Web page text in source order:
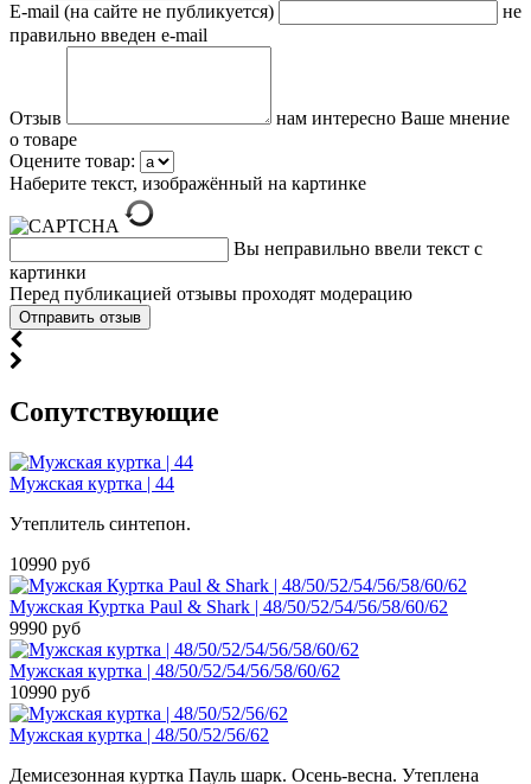
E-mail (на сайте не публикуется)
не
правильно введен e-mail
Отзыв
нам интересно Ваше мнение
о товаре
Оцените товар:
Наберите текст, изображённый на картинке
Вы неправильно ввели текст с
картинки
Перед публикацией отзывы проходят модерацию
Cопутствующие
Мужская куртка | 44
Утеплитель синтепон.
10990 руб
Мужская Куртка Paul & Shark | 48/50/52/54/56/58/60/62
9990 руб
Мужская куртка | 48/50/52/54/56/58/60/62
10990 руб
Мужская куртка | 48/50/52/56/62
Демисезонная куртка Пауль шарк. Осень-весна. Утеплена